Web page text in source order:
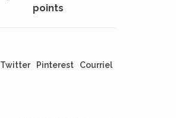
points
Twitter Pinterest Courriel